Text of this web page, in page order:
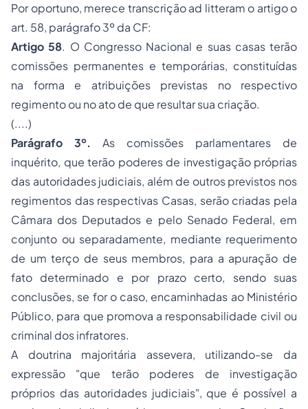
Por oportuno, merece transcriçãoad litteram o artigo o
art. 58, parágrafo 3º da CF:
Artigo 58. O Congresso Nacional e suas casas terão
comissões permanentes e temporárias, constituídas
na forma e atribuições previstas no respectivo
regimento ou no ato de que resultar sua criação.
(....)
Parágrafo 3º. As comissões parlamentares de
inquérito, que terão poderes de investigação próprias
das autoridades judiciais, além de outros previstos nos
regimentos das respectivas Casas, serão criadas pela
Câmara dos Deputados e pelo Senado Federal, em
conjunto ou separadamente, mediante requerimento
de um terço de seus membros, para a apuração de
fato determinado e por prazo certo, sendo suas
conclusões, se for o caso, encaminhadas ao Ministério
Público, para que promova a responsabilidade civil ou
criminal dos infratores.
A doutrina majoritária assevera, utilizando-se da
expressão "que terão poderes de investigação
próprios das autoridades judiciais", que é possível a